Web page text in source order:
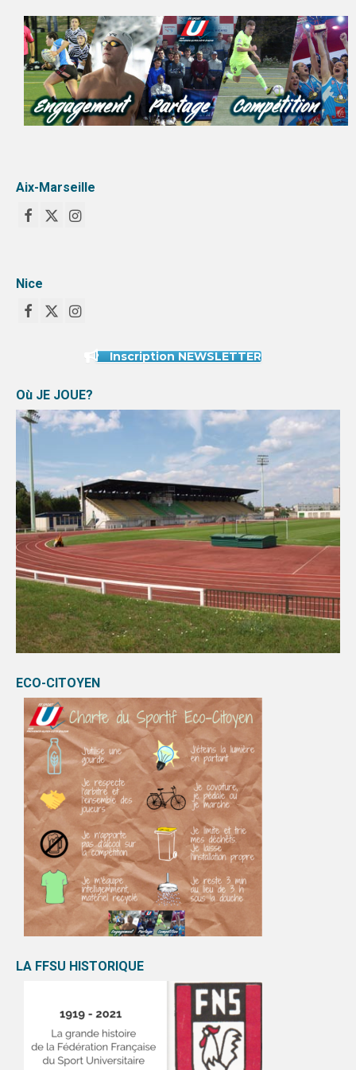
Aix-Marseille
Nice
Inscription NEWSLETTER
Où JE JOUE?
ECO-CITOYEN
LA FFSU HISTORIQUE